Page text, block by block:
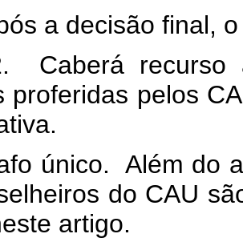
a decisão final,
Caberá recurso
proferidas pelos
único. Além do
do CAU
artigo.